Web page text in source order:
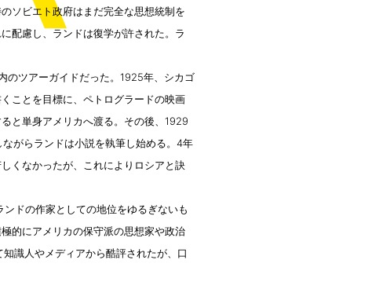
ソビエト政府はまだ完全な思想統制を
配慮し、ランドは復学が許された。ラ
のツアーガイドだった。1925年、シカゴ
ことを目標に、ペトログラードの映画
と単身アメリカへ渡る。その後、1929
がらランドは小説を執筆し始める。4年
くなかったが、これによりロシアと訣
ドの作家としての地位をゆるぎないも
的にアメリカの保守派の思想家や政治
識人やメディアから酷評されたが、口